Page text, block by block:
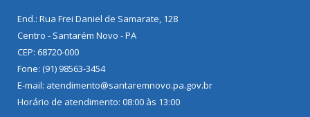
End.: Rua Frei Daniel de Samarate, 128
Centro - Santarém Novo - PA
CEP: 68720-000
Fone: (91) 98563-3454
E-mail: atendimento@santaremnovo.pa.gov.br
Horário de atendimento: 08:00 às 13:00